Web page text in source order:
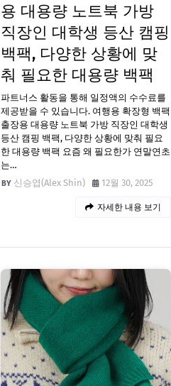
용 대용량 노트북 가방
직장인 대학생 등산 캠핑
백팩, 다양한 상황에 맞
춰 필요한 대용량 백팩
파트너스 활동을 통해 일정액의 수수료를
제공받을 수 있습니다. 여행용 확장형 백팩
출장용 대용량 노트북 가방 직장인 대학생
등산 캠핑 백팩, 다양한 상황에 맞춰 필요
한 대용량 백팩 요즘 왜 필요한가 연말연초
는…
신승엽(Alex Shin)
12월 30, 2025
자세한 내용 보기